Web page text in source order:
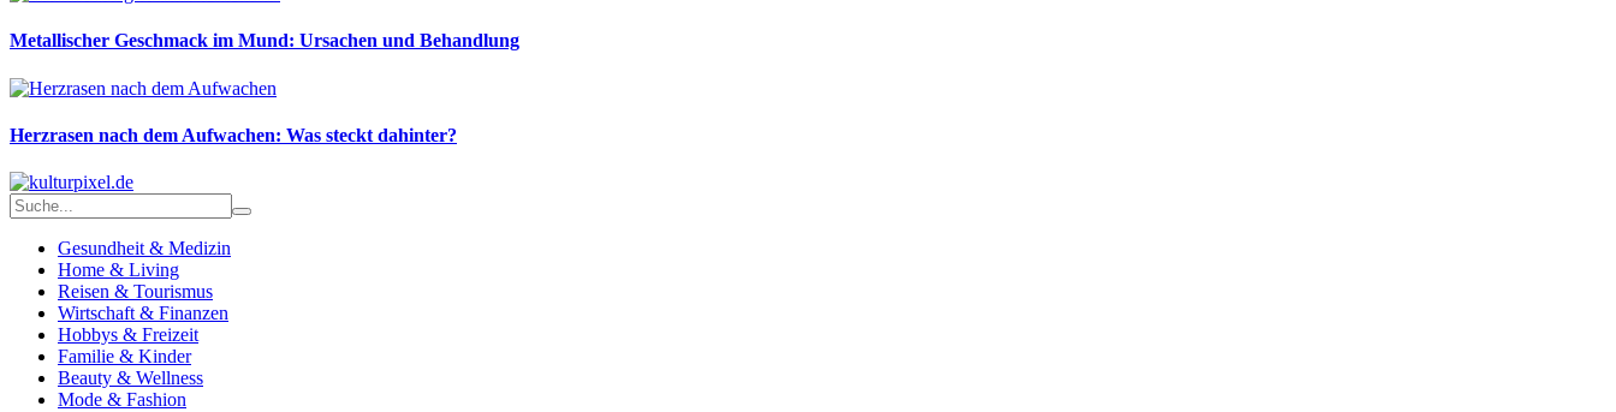
Metallischer Geschmack im Mund: Ursachen und Behandlung
Herzrasen nach dem Aufwachen: Was steckt dahinter?
Gesundheit & Medizin
Home & Living
Reisen & Tourismus
Wirtschaft & Finanzen
Hobbys & Freizeit
Familie & Kinder
Beauty & Wellness
Mode & Fashion